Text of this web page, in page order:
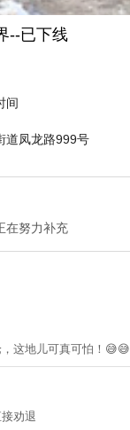
--已下线
间
道凤龙路999号
在努力补充
这地儿可真可怕！😅😅
劝退